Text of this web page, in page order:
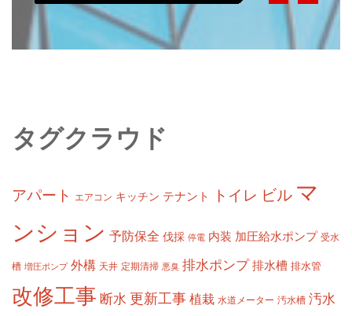
タグクラウド
アパート エアコン キッチン テナント トイレ ビル マ
ンション 予防保全 伐採 停電 内装 加圧給水ポンプ 受水
槽 増圧ポンプ 外構 天井 定期清掃 悪臭 排水ポンプ 排水槽 排水管
改修工事 断水 更新工事 植栽 水道メーター 汚水槽 汚水